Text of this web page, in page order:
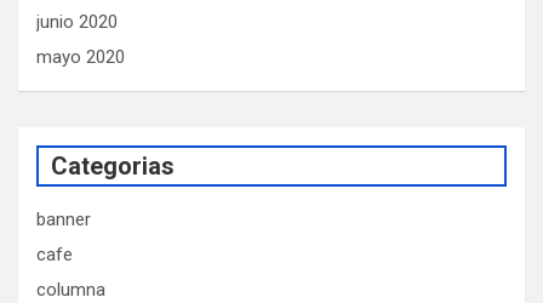
junio 2020
mayo 2020
Categorias
banner
cafe
columna